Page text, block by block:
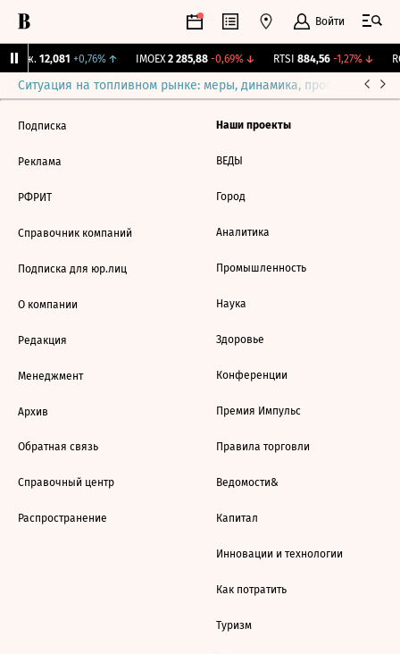
Войти
Бирж. 12,081 +0,76%↑ IMOEX 2 285,88 -0,69%↓ RTSI 884,56 -1,27%↓
Ситуация на топливном рынке: меры, динамика, прогнозы
Подписка
Реклама
РФРИТ
Справочник компаний
Подписка для юр.лиц
О компании
Редакция
Менеджмент
Архив
Обратная связь
Справочный центр
Распространение
Наши проекты
ВЕДЫ
Город
Аналитика
Промышленность
Наука
Здоровье
Конференции
Премия Импульс
Правила торговли
Ведомости&
Капитал
Инновации и технологии
Как потратить
Туризм